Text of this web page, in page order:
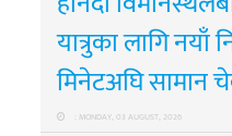
यात्रुका लागि
मिनेटअघि सामान
: MONDAY, 03 AUGUST, 2026